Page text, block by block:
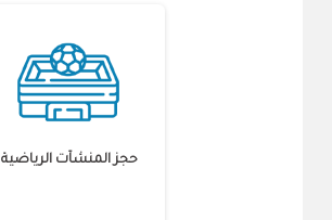
حجز المنشآت الرياضية